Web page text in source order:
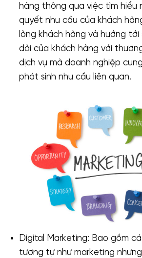
hàng thông qua việc tìm hiểu
quyết nhu cầu của khách
lòng khách hàng và hướng
dài của khách hàng với
dịch vụ mà doanh nghiệp
phát sinh nhu cầu liên quan.
Digital Marketing: Bao gồm
tương tự như marketing